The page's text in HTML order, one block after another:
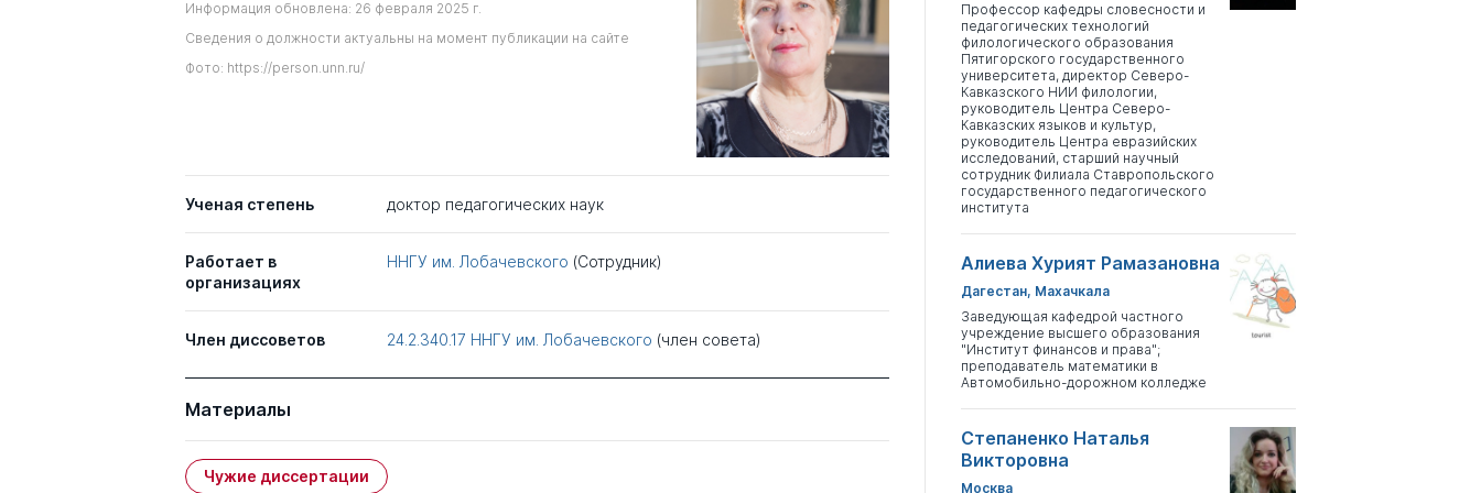
Информация обновлена: 26 февраля 2025 г.
Сведения о должности актуальны на момент публикации на сайте
Фото: https://person.unn.ru/
Ученая степень доктор педагогических наук
Работает в
организациях
ННГУ им. Лобачевского (Сотрудник)
Член диссоветов 24.2.340.17 ННГУ им. Лобачевского (член совета)
Материалы
Чужие диссертации
Профессор кафедры словесности и
педагогических технологий
филологического образования
Пятигорского государственного
университета, директор Северо-
Кавказского НИИ филологии,
руководитель Центра Северо-
Кавказских языков и культур,
руководитель Центра евразийских
исследований, старший научный
сотрудник Филиала Ставропольского
государственного педагогического
института
Алиева Хурият Рамазановна
Дагестан, Махачкала
Заведующая кафедрой частного
учреждение высшего образования
"Институт финансов и права";
преподаватель математики в
Автомобильно-дорожном колледже
Степаненко Наталья
Викторовна
Москва